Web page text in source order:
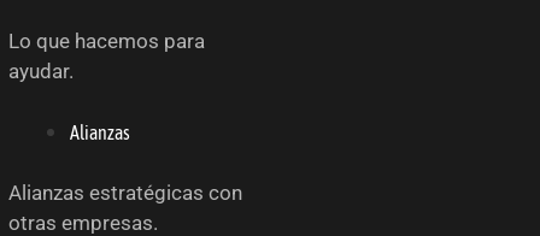
Lo que hacemos para
ayudar.
Alianzas
Alianzas estratégicas con
otras empresas.